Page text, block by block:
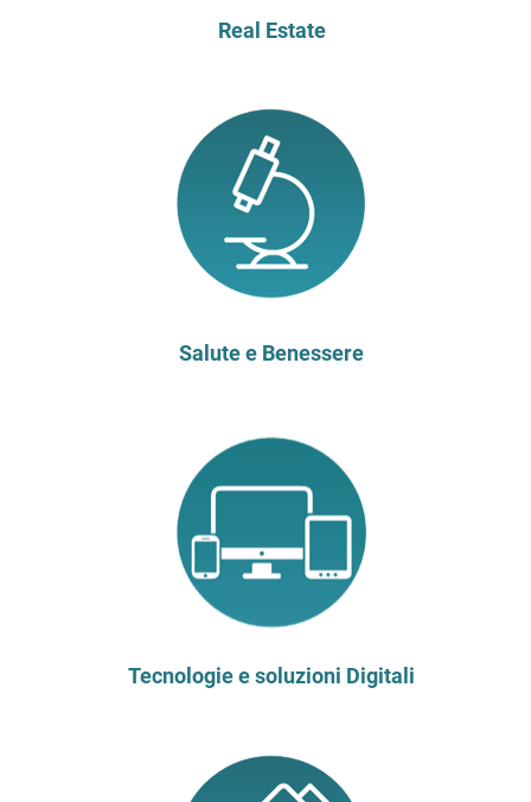
Real Estate
Salute e Benessere
Tecnologie e soluzioni Digitali